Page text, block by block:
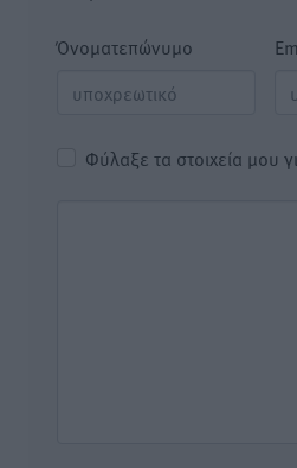
Όνοματεπώνυμο
Φύλαξε τα στοιχεία μου